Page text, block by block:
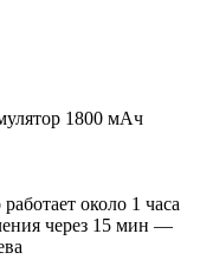
1800 мАч
около 1 часа
через 15 мин —